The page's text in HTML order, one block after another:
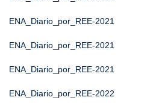
ENA_Diario_por_REE-2021
ENA_Diario_por_REE-2021
ENA_Diario_por_REE-2021
ENA_Diario_por_REE-2022